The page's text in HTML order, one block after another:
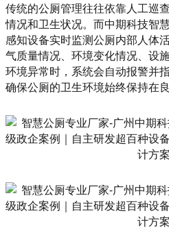
传统的公厕管理往往依靠人工巡
情况和卫生状况。而中期科技智
感知设备实时监测公厕内部人体
气质量情况、环境变化情况、设
环境异常时，系统会自动报警并
确保公厕的卫生环境始终保持在良